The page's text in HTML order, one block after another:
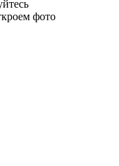
фото